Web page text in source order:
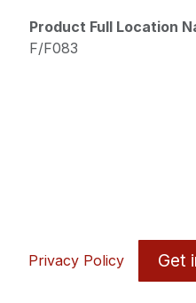
Product Full Location
F/F083
Privacy Policy Get